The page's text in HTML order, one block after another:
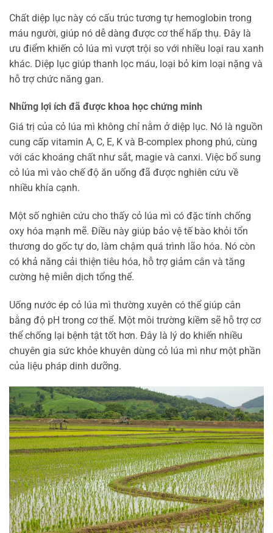
Chất diệp lục này có cấu trúc tương tự hemoglobin trong
máu người, giúp nó dễ dàng được cơ thể hấp thụ. Đây là
ưu điểm khiến cỏ lúa mì vượt trội so với nhiều loại rau xanh
khác. Diệp lục giúp thanh lọc máu, loại bỏ kim loại nặng và
hỗ trợ chức năng gan.
Những lợi ích đã được khoa học chứng minh
Giá trị của cỏ lúa mì không chỉ nằm ở diệp lục. Nó là nguồn
cung cấp vitamin A, C, E, K và B-complex phong phú, cùng
với các khoáng chất như sắt, magie và canxi. Việc bổ sung
cỏ lúa mì vào chế độ ăn uống đã được nghiên cứu về
nhiều khía cạnh.
Một số nghiên cứu cho thấy cỏ lúa mì có đặc tính chống
oxy hóa mạnh mẽ. Điều này giúp bảo vệ tế bào khỏi tổn
thương do gốc tự do, làm chậm quá trình lão hóa. Nó còn
có khả năng cải thiện tiêu hóa, hỗ trợ giảm cân và tăng
cường hệ miễn dịch tổng thể.
Uống nước ép cỏ lúa mì thường xuyên có thể giúp cân
bằng độ pH trong cơ thể. Một môi trường kiềm sẽ hỗ trợ cơ
thể chống lại bệnh tật tốt hơn. Đây là lý do khiến nhiều
chuyên gia sức khỏe khuyên dùng cỏ lúa mì như một phần
của liệu pháp dinh dưỡng.